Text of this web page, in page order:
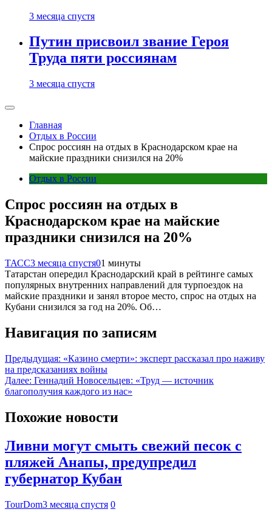
3 месяца спустя
Путин присвоил звание Героя
Труда пяти россиянам
3 месяца спустя
Главная
Отдых в России
Спрос россиян на отдых в Краснодарском крае на
майские праздники снизился на 20%
Отдых в России
Спрос россиян на отдых в
Краснодарском крае на майские
праздники снизился на 20%
ТАСС3 месяца спустя01 минуты
Татарстан опередил Краснодарский край в рейтинге самых
популярных внутренних направлений для турпоездок на
майские праздники и занял второе место, спрос на отдых на
Кубани снизился за год на 20%. Об…
Навигация по записям
Предыдущая: «Казино смерти»: эксперт рассказал про наживу
на предсказаниях войны
Далее: Геннадий Новосельцев: «Труд — источник
благополучия каждого из нас»
Похожие новости
Ливни могут смыть свежий песок с
пляжей Анапы, предупредил
губернатор Кубан
TourDom3 месяца спустя 0